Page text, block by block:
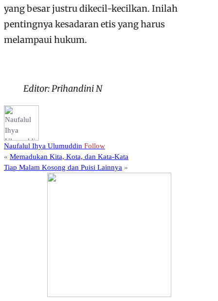
yang besar justru dikecil-kecilkan. Inilah
pentingnya kesadaran etis yang harus
melampaui hukum.
Editor: Prihandini N
Naufalul Ihya Ulumuddin Follow
« Memadukan Kita, Kota, dan Kata-Kata
Tiap Malam Kosong dan Puisi Lainnya »